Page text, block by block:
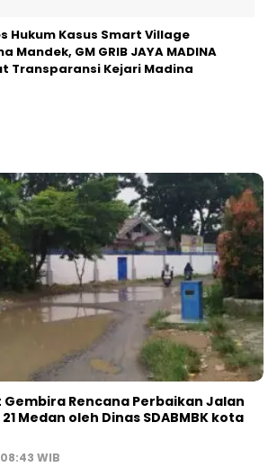
Hukum Kasus Smart Village
Mandek, GM GRIB JAYA MADINA
Transparansi Kejari Madina
Rencana Perbaikan Jalan
Medan oleh Dinas SDABMBK kota
WIB